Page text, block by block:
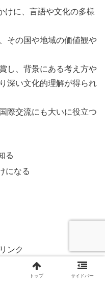
けに、言語や文化の多様
その国や地域の価値観や
し、背景にある考え方や
深い文化的理解が得られ
際交流にも大いに役立つ
る
になる
ンク
トップ サイドバー